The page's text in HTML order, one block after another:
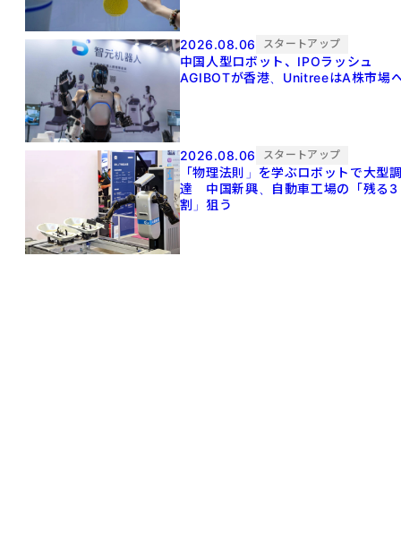
2026.08.06 スタートアップ
中国人型ロボット、IPOラッシュ
AGIBOTが香港、UnitreeはA株市場
2026.08.06 スタートアップ
「物理法則」を学ぶロボットで大型
達 中国新興、自動車工場の「残る3
割」狙う